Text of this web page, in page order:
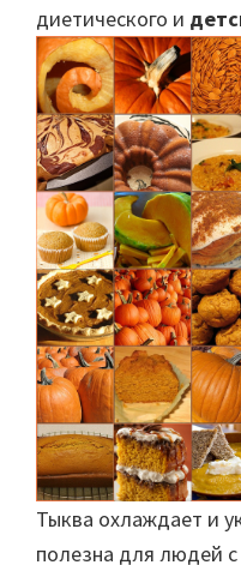
диетического и
Тыква охлаждает и
полезна для людей с